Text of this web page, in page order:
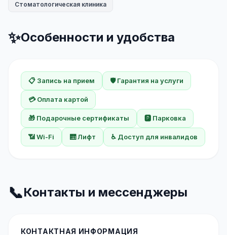
Стоматологическая клиника
✨Особенности и удобства
📋 Запись на прием 🛡️ Гарантия на услуги
💳 Оплата картой
🎁 Подарочные сертификаты 🅿️ Парковка
📶 Wi-Fi 🛗 Лифт ♿ Доступ для инвалидов
📞Контакты и мессенджеры
КОНТАКТНАЯ ИНФОРМАЦИЯ